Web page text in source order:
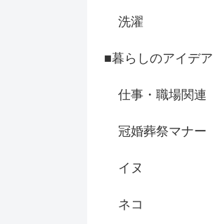
洗濯
■暮らしのアイデア
仕事・職場関連
冠婚葬祭マナー
イヌ
ネコ